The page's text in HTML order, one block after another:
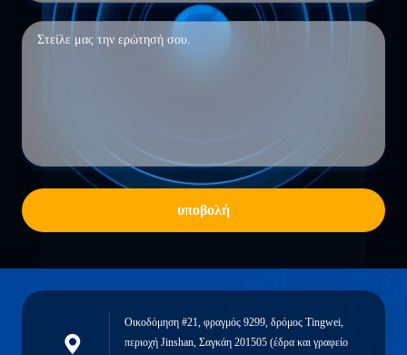
υποβολή
Οικοδόμηση #21, φραγμός 9299, δρόμος Tingwei,
περιοχή Jinshan, Σαγκάη 201505 (έδρα και γραφείο